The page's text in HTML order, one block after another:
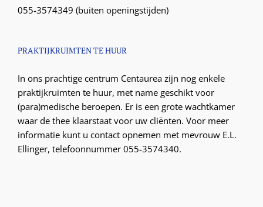
055-3574349 (buiten openingstijden)
PRAKTIJKRUIMTEN TE HUUR
In ons prachtige centrum Centaurea zijn nog enkele
praktijkruimten te huur, met name geschikt voor
(para)medische beroepen. Er is een grote wachtkamer
waar de thee klaarstaat voor uw cliënten. Voor meer
informatie kunt u contact opnemen met mevrouw E.L.
Ellinger, telefoonnummer 055-3574340.